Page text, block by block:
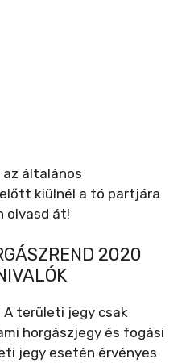
általános
kiülnél a tó partjára
olvasd át!
2020
A területi jegy csak
horgászjegy és fogási
jegy esetén érvényes